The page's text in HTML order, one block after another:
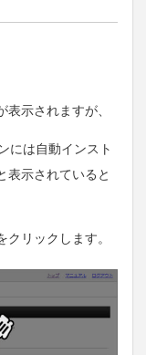
表示されますが、
には自動インスト
表示されていると
クリックします。